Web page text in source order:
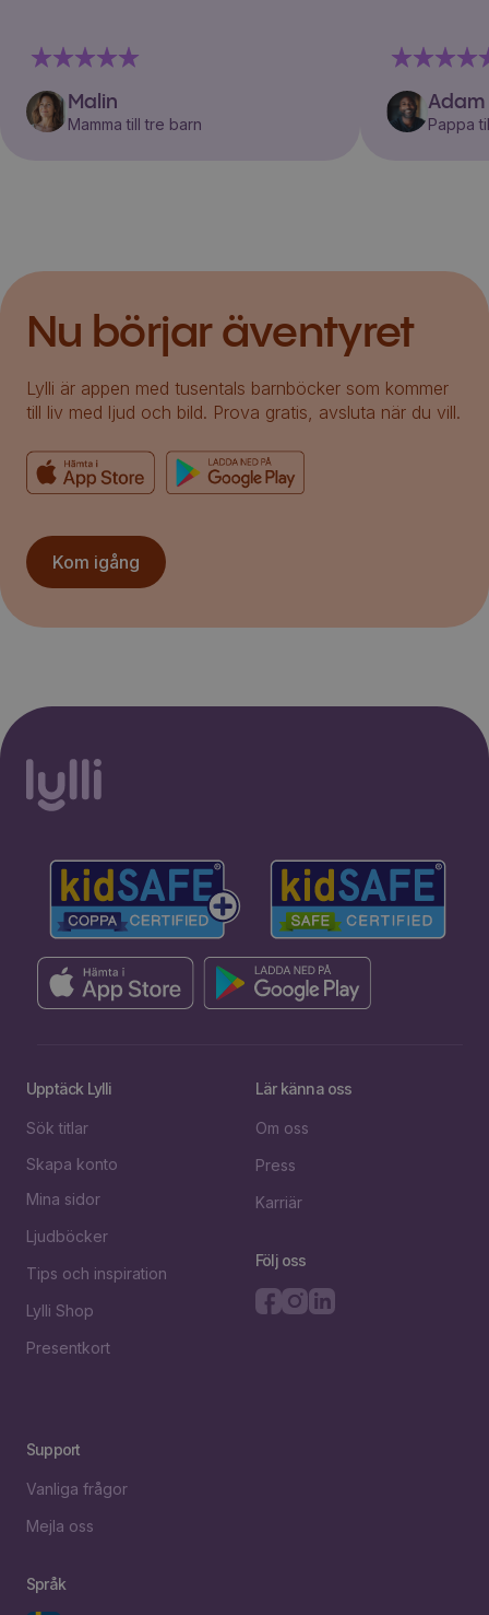
Malin
Mamma till tre barn
Adam
Pappa
Nu börjar äventyret
Lylli är appen med tusentals barnböcker som kommer
till liv med ljud och bild. Prova gratis, avsluta när du vill.
Kom igång
Upptäck Lylli
Sök titlar
Skapa konto
Mina sidor
Ljudböcker
Tips och inspiration
Lylli Shop
Presentkort
Lär känna oss
Om oss
Press
Karriär
Följ oss
Support
Vanliga frågor
Mejla oss
Språk